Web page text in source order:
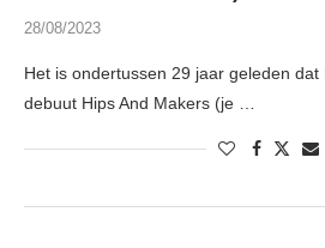
28/08/2023
Het is ondertussen 29 jaar geleden
debuut Hips And Makers (je …